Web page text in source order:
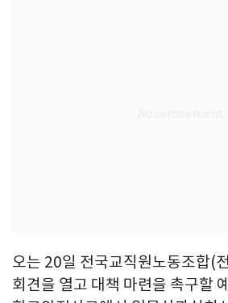
오는 20일 전국교직원노동조합(
회견을 열고 대책 마련을 촉구할